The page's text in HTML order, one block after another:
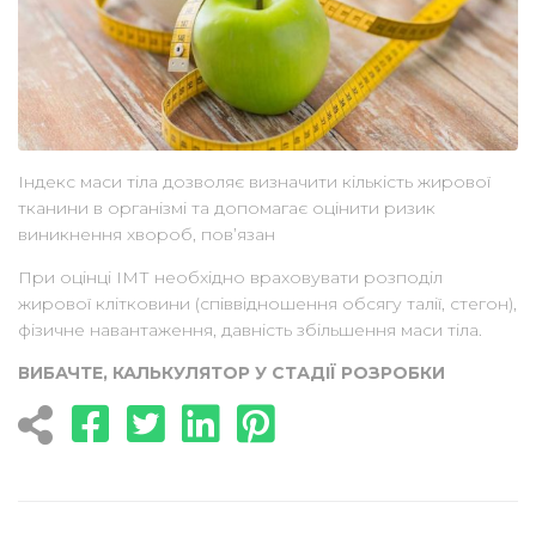
Індекс маси тіла дозволяє визначити кількість жирової
тканини в організмі та допомагає оцінити ризик
виникнення хвороб, пов’язан
При оцінці ІМТ необхідно враховувати розподіл
жирової клітковини (співвідношення обсягу талії, стегон),
фізичне навантаження, давність збільшення маси тіла.
ВИБАЧТЕ, КАЛЬКУЛЯТОР У СТАДІЇ РОЗРОБКИ